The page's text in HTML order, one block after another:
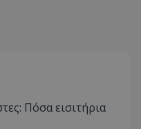
Πόσα εισιτήρια